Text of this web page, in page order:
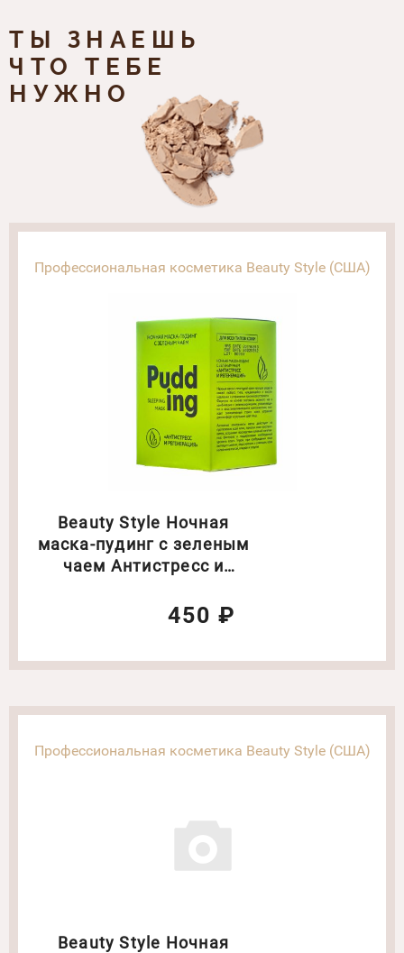
ТЫ ЗНАЕШЬ
ЧТО ТЕБЕ
НУЖНО
Профессиональная косметика Beauty Style (США)
Beauty Style Ночная
маска-пудинг с зеленым
чаем Антистресс и
450 ₽
Профессиональная косметика Beauty Style (США)
Beauty Style Ночная